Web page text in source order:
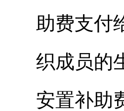
助费支付
织成员的
安置补助